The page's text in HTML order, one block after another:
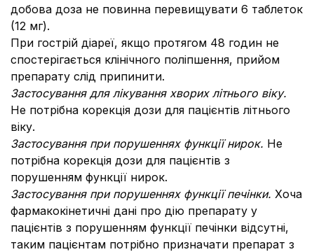
добова доза не повинна перевищувати 6 таблеток
(12 мг).
При гострій діареї, якщо протягом 48 годин не
спостерігається клінічного поліпшення, прийом
препарату слід припинити.
Застосування для лікування хворих літнього віку.
Не потрібна корекція дози для пацієнтів літнього
віку.
Застосування при порушеннях функції нирок. Не
потрібна корекція дози для пацієнтів з
порушенням функції нирок.
Застосування при порушеннях функції печінки. Хоча
фармакокінетичні дані про дію препарату у
пацієнтів з порушенням функції печінки відсутні,
таким пацієнтам потрібно призначати препарат з